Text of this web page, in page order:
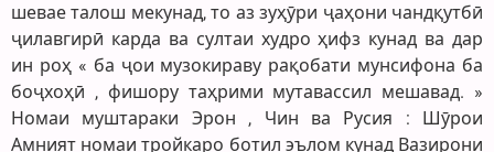
шевае талош мекунад, то аз зуҳӯри ҷаҳони чандқутбӣ
ҷилавгирӣ карда ва султаи худро ҳифз кунад ва дар
ин роҳ « ба ҷои музокираву рақобати мунсифона ба
боҷхоҳӣ , фишору таҳрими мутавассил мешавад. »
Номаи муштараки Эрон , Чин ва Русия : Шӯрои
Амният номаи тройкаро ботил эълом кунад Вазирони